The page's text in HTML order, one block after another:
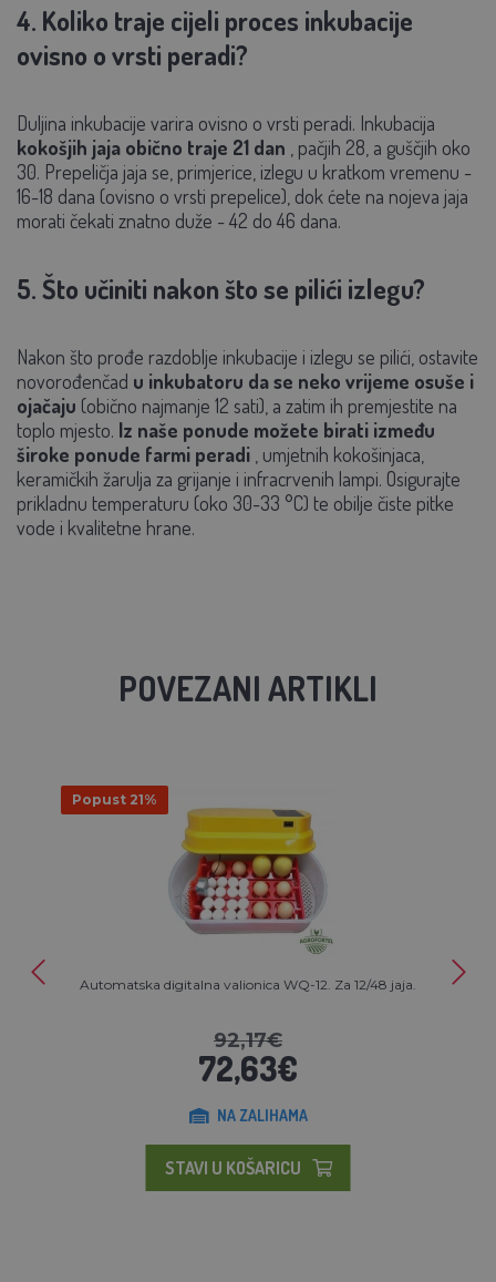
4. Koliko traje cijeli proces inkubacije
ovisno o vrsti peradi?
Duljina inkubacije varira ovisno o vrsti peradi. Inkubacija
kokošjih jaja obično traje 21 dan , pačjih 28, a guščjih oko
30. Prepeličja jaja se, primjerice, izlegu u kratkom vremenu -
16-18 dana (ovisno o vrsti prepelice), dok ćete na nojeva jaja
morati čekati znatno duže - 42 do 46 dana.
5. Što učiniti nakon što se pilići izlegu?
Nakon što prođe razdoblje inkubacije i izlegu se pilići, ostavite
novorođenčad u inkubatoru da se neko vrijeme osuše i
ojačaju (obično najmanje 12 sati), a zatim ih premjestite na
toplo mjesto. Iz naše ponude možete birati između
široke ponude farmi peradi , umjetnih kokošinjaca,
keramičkih žarulja za grijanje i infracrvenih lampi. Osigurajte
prikladnu temperaturu (oko 30-33 °C) te obilje čiste pitke
vode i kvalitetne hrane.
POVEZANI ARTIKLI
Popust 21%
Automatska digitalna valionica WQ-12. Za 12/48 jaja.
92,17€
72,63€
NA ZALIHAMA
STAVI U KOŠARICU